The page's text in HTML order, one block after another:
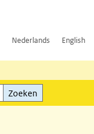
Nederlands English
Zoeken